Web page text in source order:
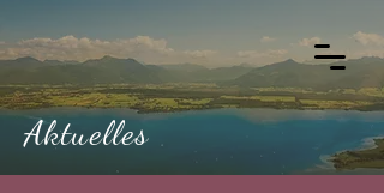
Aktuelles